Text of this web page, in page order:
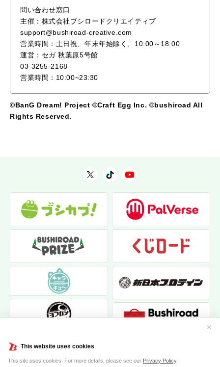
This website uses cookies
This site uses cookies. For more details, please see our Privacy Policy.
✕
問い合わせ窓口
主催：株式会社ブシロードクリエイティブ
support@bushiroad-creative.com
営業時間：土日祝、年末年始除く、10:00～18:00
運営：セガ 秋葉原5号館
03-3255-2168
営業時間：10:00~23:30
©BanG Dream! Project ©Craft Egg Inc. ©bushiroad All
Rights Reserved.